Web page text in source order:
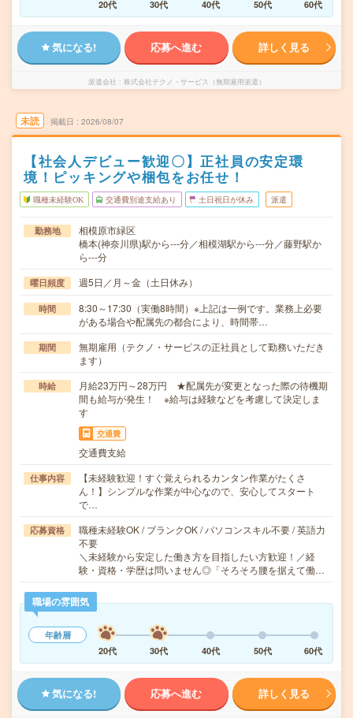
20代 30代 40代 50代 60代
気になる! 応募へ進む 詳しく見る
派遣会社 株式会社テクノ・サービス（無期雇用派遣）
未読 掲載日 2026/08/07
【社会人デビュー歓迎〇】正社員の安定環
境！ピッキングや梱包をお任せ！
職種未経験OK 交通費別途支給あり 土日祝日が休み 派遣
勤務地
相模原市緑区
橋本(神奈川県)駅から---分／相模湖駅から---分／藤野駅か
ら---分
曜日頻度 週5日／月～金（土日休み）
時間
8:30～17:30（実働8時間）※上記は一例です。業務上必要
がある場合や配属先の都合により、時間帯…
期間
無期雇用（テクノ・サービスの正社員として勤務いただき
ます）
時給
月給23万円～28万円 ★配属先が変更となった際の待機期
間も給与が発生！ ※給与は経験などを考慮して決定しま
す
交通費
交通費支給
仕事内容
【未経験歓迎！すぐ覚えられるカンタン作業がたくさ
ん！】シンプルな作業が中心なので、安心してスタート
で…
応募資格
職種未経験OK / ブランクOK / パソコンスキル不要 / 英語力
不要
＼未経験から安定した働き方を目指したい方歓迎！／経
験・資格・学歴は問いません◎「そろそろ腰を据えて働…
職場の雰囲気
年齢層
20代
30代 40代 50代 60代
気になる! 応募へ進む 詳しく見る